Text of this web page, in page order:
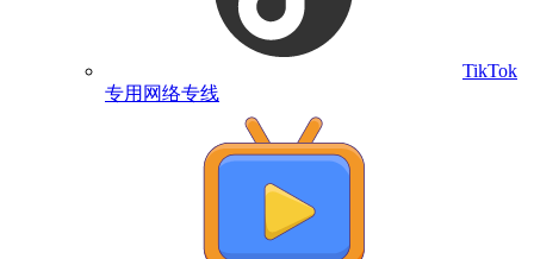
TikTok
专用网络专线